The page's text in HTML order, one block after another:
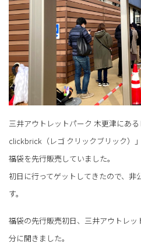
三井アウトレットパーク 木更津にあ
clickbrick（レゴ クリックブリック）
福袋を先行販売していました。
初日に行ってゲットしてきたので、非
す。
福袋の先行販売初日、三井アウトレ
分に開きました。